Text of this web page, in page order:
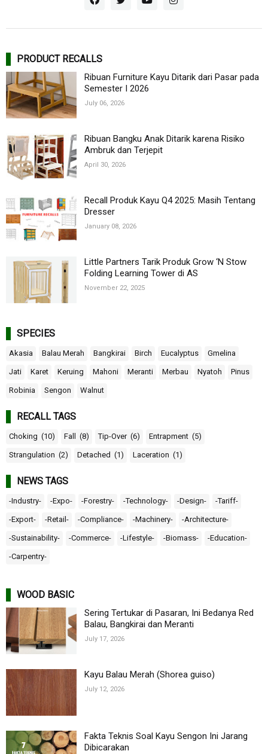
PRODUCT RECALLS
Ribuan Furniture Kayu Ditarik dari Pasar pada
Semester I 2026
July 06, 2026
Ribuan Bangku Anak Ditarik karena Risiko
Ambruk dan Terjepit
April 30, 2026
Recall Produk Kayu Q4 2025: Masih Tentang
Dresser
January 08, 2026
Little Partners Tarik Produk Grow ‘N Stow
Folding Learning Tower di AS
November 22, 2025
SPECIES
Akasia Balau Merah Bangkirai Birch Eucalyptus Gmelina
Jati Karet Keruing Mahoni Meranti Merbau Nyatoh Pinus
Robinia Sengon Walnut
RECALL TAGS
Choking (10) Fall (8) Tip-Over (6) Entrapment (5)
Strangulation (2) Detached (1) Laceration (1)
NEWS TAGS
-Industry- -Expo- -Forestry- -Technology- -Design- -Tariff-
-Export- -Retail- -Compliance- -Machinery- -Architecture-
-Sustainability- -Commerce- -Lifestyle- -Biomass- -Education-
-Carpentry-
WOOD BASIC
Sering Tertukar di Pasaran, Ini Bedanya Red
Balau, Bangkirai dan Meranti
July 17, 2026
Kayu Balau Merah (Shorea guiso)
July 12, 2026
Fakta Teknis Soal Kayu Sengon Ini Jarang
Dibicarakan